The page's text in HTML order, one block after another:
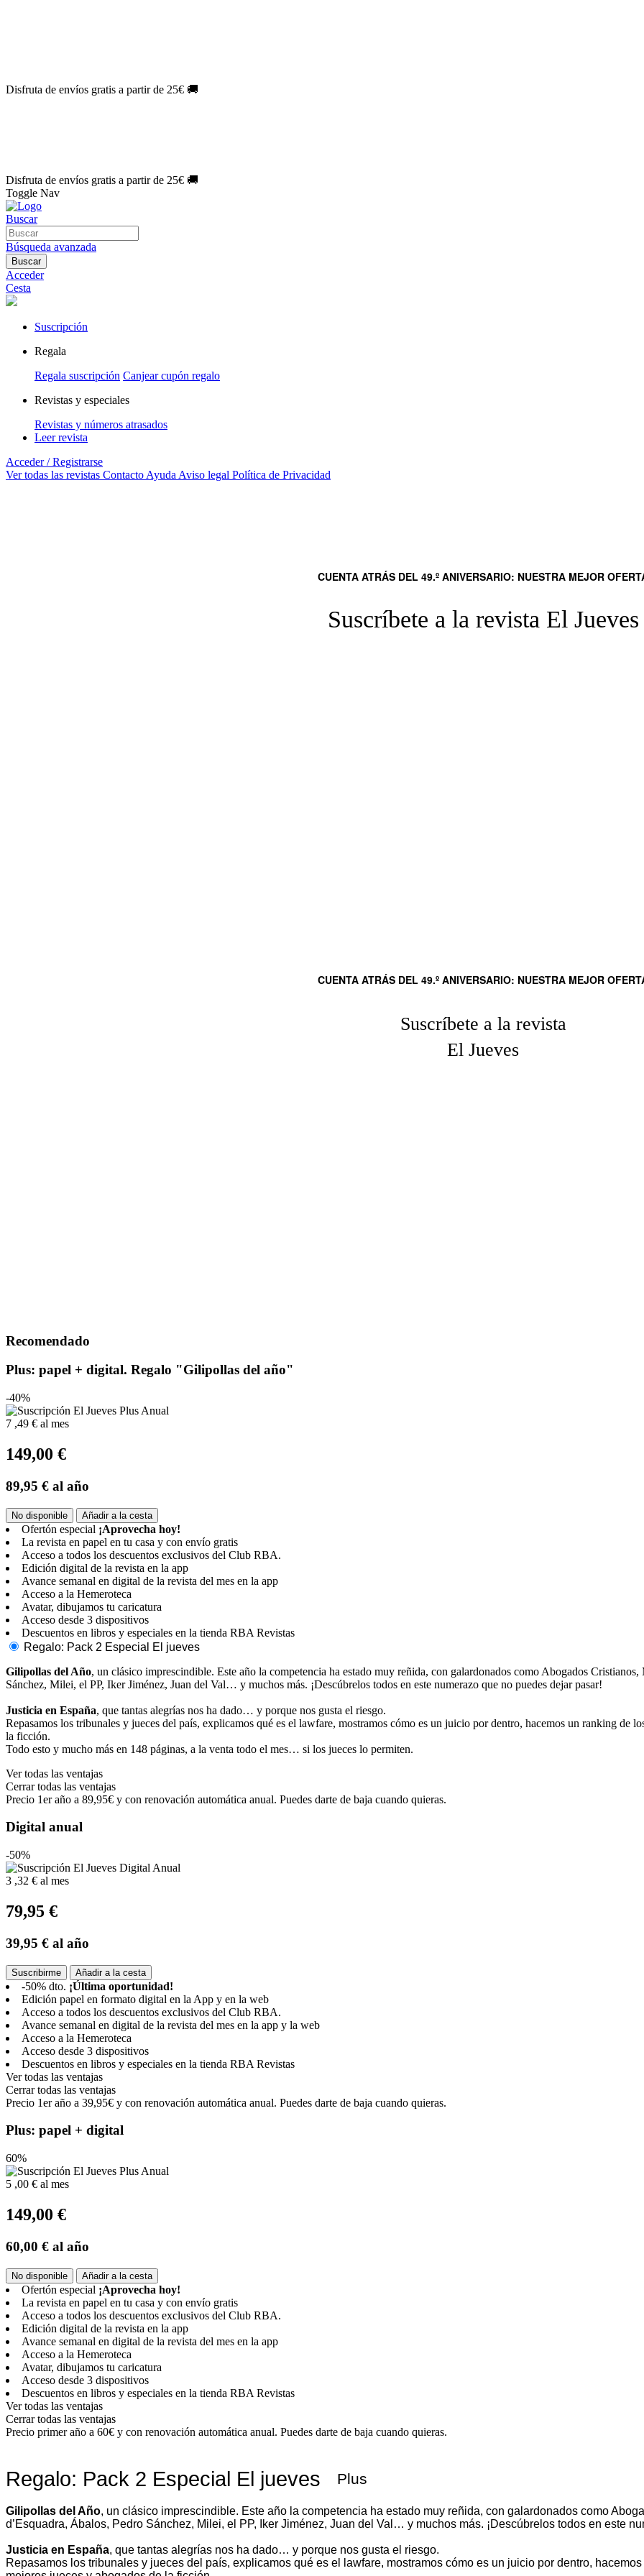
Disfruta de envíos gratis a partir de 25€ 🚚
Disfruta de envíos gratis a partir de 25€ 🚚
Toggle Nav
Buscar
Búsqueda avanzada
Buscar
Acceder
Cesta
Suscripción
Regala
Regala suscripción Canjear cupón regalo
Revistas y especiales
Revistas y números atrasados
Leer revista
Acceder / Registrarse
Ver todas las revistas Contacto Ayuda Aviso legal Política de Privacidad
CUENTA ATRÁS DEL 49.º ANIVERSARIO: NUESTRA MEJOR
Suscríbete a la revista El Jueves
CUENTA ATRÁS DEL 49.º ANIVERSARIO: NUESTRA MEJOR
Suscríbete a la revista
El Jueves
Recomendado
Plus: papel + digital. Regalo "Gilipollas del año"
-40%
7 ,49 € al mes
149,00 €
89,95 € al año
No disponible Añadir a la cesta
Ofertón especial ¡Aprovecha hoy!
La revista en papel en tu casa y con envío gratis
Acceso a todos los descuentos exclusivos del Club RBA.
Edición digital de la revista en la app
Avance semanal en digital de la revista del mes en la app
Acceso a la Hemeroteca
Avatar, dibujamos tu caricatura
Acceso desde 3 dispositivos
Descuentos en libros y especiales en la tienda RBA Revistas
Regalo: Pack 2 Especial El jueves
Gilipollas del Año, un clásico imprescindible. Este año la competencia ha estado muy reñida, con galardonados como Abogados
Sánchez, Milei, el PP, Iker Jiménez, Juan del Val… y muchos más. ¡Descúbrelos todos en este numerazo que no puedes dejar pasar!
Justicia en España, que tantas alegrías nos ha dado… y porque nos gusta el riesgo.
Repasamos los tribunales y jueces del país, explicamos qué es el lawfare, mostramos cómo es un juicio por dentro, hacemos un ranking de
la ficción.
Todo esto y mucho más en 148 páginas, a la venta todo el mes… si los jueces lo permiten.
Ver todas las ventajas
Cerrar todas las ventajas
Precio 1er año a 89,95€ y con renovación automática anual. Puedes darte de baja cuando quieras.
Digital anual
-50%
3 ,32 € al mes
79,95 €
39,95 € al año
Suscribirme Añadir a la cesta
-50% dto. ¡Última oportunidad!
Edición papel en formato digital en la App y en la web
Acceso a todos los descuentos exclusivos del Club RBA.
Avance semanal en digital de la revista del mes en la app y la web
Acceso a la Hemeroteca
Acceso desde 3 dispositivos
Descuentos en libros y especiales en la tienda RBA Revistas
Ver todas las ventajas
Cerrar todas las ventajas
Precio 1er año a 39,95€ y con renovación automática anual. Puedes darte de baja cuando quieras.
Plus: papel + digital
60%
5 ,00 € al mes
149,00 €
60,00 € al año
No disponible Añadir a la cesta
Ofertón especial ¡Aprovecha hoy!
La revista en papel en tu casa y con envío gratis
Acceso a todos los descuentos exclusivos del Club RBA.
Edición digital de la revista en la app
Avance semanal en digital de la revista del mes en la app
Acceso a la Hemeroteca
Avatar, dibujamos tu caricatura
Acceso desde 3 dispositivos
Descuentos en libros y especiales en la tienda RBA Revistas
Ver todas las ventajas
Cerrar todas las ventajas
Precio primer año a 60€ y con renovación automática anual. Puedes darte de baja cuando quieras.
Regalo: Pack 2 Especial El jueves Plus
Gilipollas del Año, un clásico imprescindible. Este año la competencia ha estado muy reñida, con galardonados como
d’Esquadra, Ábalos, Pedro Sánchez, Milei, el PP, Iker Jiménez, Juan del Val… y muchos más. ¡Descúbrelos todos en este
Justicia en España, que tantas alegrías nos ha dado… y porque nos gusta el riesgo.
Repasamos los tribunales y jueces del país, explicamos qué es el lawfare, mostramos cómo es un juicio por dentro,